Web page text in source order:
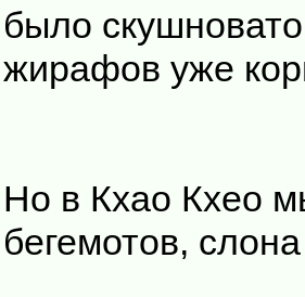
было
жирафов уже
Но в Кхао Кхео
бегемотов,